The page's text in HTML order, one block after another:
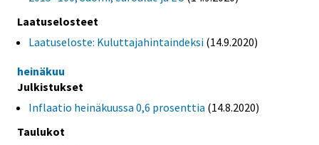
Laatuselosteet
Laatuseloste: Kuluttajahintaindeksi (14.9.2020)
heinäkuu
Julkistukset
Inflaatio heinäkuussa 0,6 prosenttia (14.8.2020)
Taulukot